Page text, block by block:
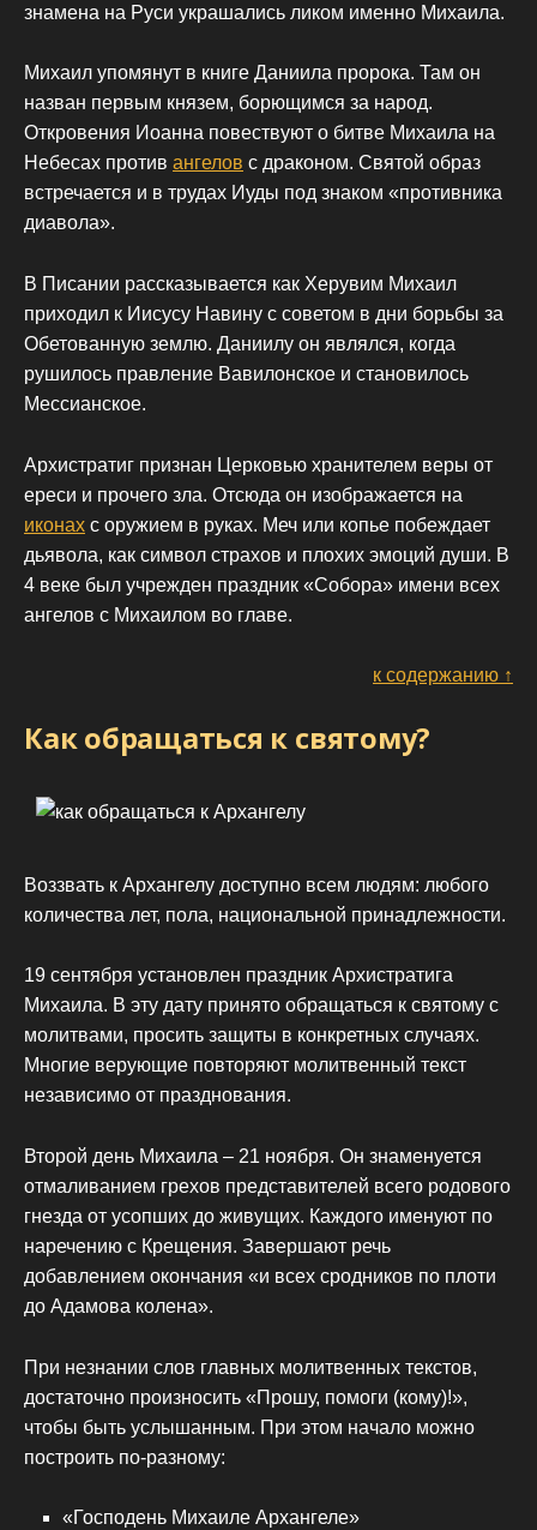
знамена на Руси украшались ликом именно Михаила.
Михаил упомянут в книге Даниила пророка. Там он
назван первым князем, борющимся за народ.
Откровения Иоанна повествуют о битве Михаила на
Небесах против ангелов с драконом. Святой образ
встречается и в трудах Иуды под знаком «противника
диавола».
В Писании рассказывается как Херувим Михаил
приходил к Иисусу Навину с советом в дни борьбы за
Обетованную землю. Даниилу он являлся, когда
рушилось правление Вавилонское и становилось
Мессианское.
Архистратиг признан Церковью хранителем веры от
ереси и прочего зла. Отсюда он изображается на
иконах с оружием в руках. Меч или копье побеждает
дьявола, как символ страхов и плохих эмоций души. В
4 веке был учрежден праздник «Собора» имени всех
ангелов с Михаилом во главе.
к содержанию ↑
Как обращаться к святому?
Воззвать к Архангелу доступно всем людям: любого
количества лет, пола, национальной принадлежности.
19 сентября установлен праздник Архистратига
Михаила. В эту дату принято обращаться к святому с
молитвами, просить защиты в конкретных случаях.
Многие верующие повторяют молитвенный текст
независимо от празднования.
Второй день Михаила – 21 ноября. Он знаменуется
отмаливанием грехов представителей всего родового
гнезда от усопших до живущих. Каждого именуют по
наречению с Крещения. Завершают речь
добавлением окончания «и всех сродников по плоти
до Адамова колена».
При незнании слов главных молитвенных текстов,
достаточно произносить «Прошу, помоги (кому)!»,
чтобы быть услышанным. При этом начало можно
построить по-разному:
«Господень Михаиле Архангеле»